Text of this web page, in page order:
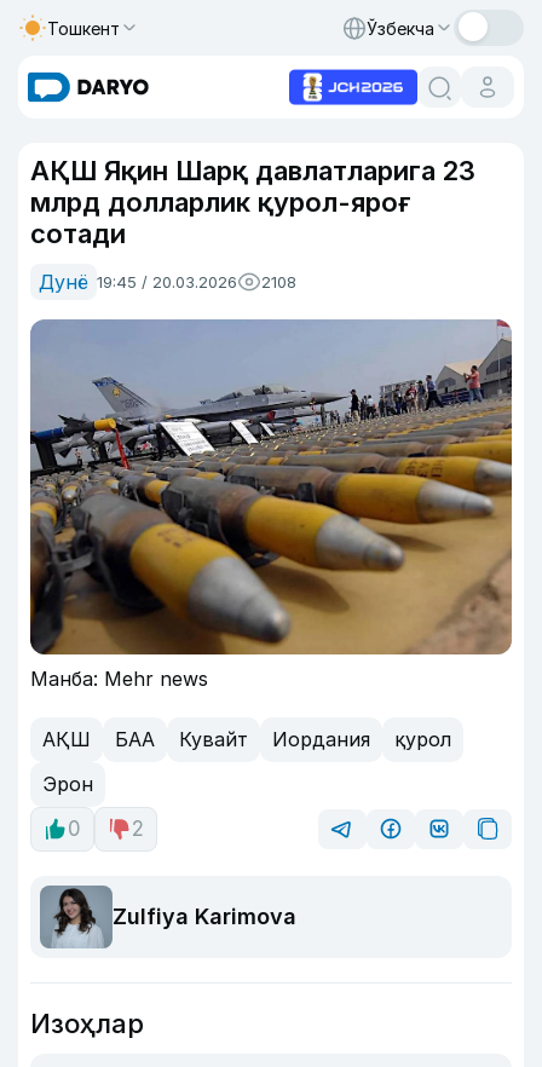
Тошкент Ўзбекча
АҚШ Яқин Шарқ давлатларига 23
млрд долларлик қурол-яроғ
сотади
Дунё 19:45 / 20.03.2026 2108
Манба: Mehr news
АҚШ БАА Кувайт Иордания
қурол
Эрон
0
2
Zulfiya Karimova
Изоҳлар